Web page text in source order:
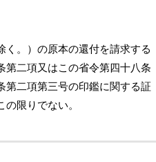
。）の原本の還付を請求する
第二項又はこの省令第四十八条
第二項第三号の印鑑に関する証
限りでない。